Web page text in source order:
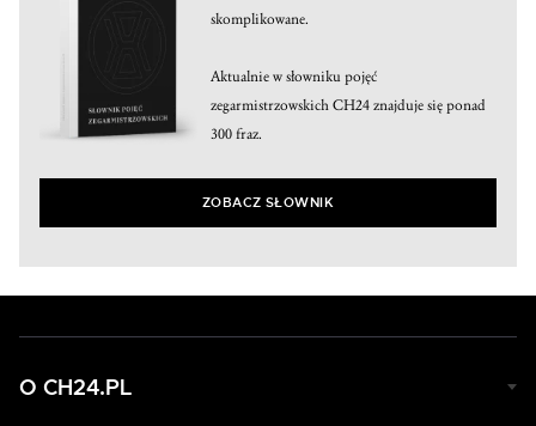
skomplikowane.
Aktualnie w słowniku pojęć
zegarmistrzowskich CH24 znajduje się ponad
300 fraz.
ZOBACZ SŁOWNIK
O CH24.PL